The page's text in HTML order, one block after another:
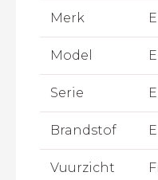
Merk
Model
Serie
Brandstof
Vuurzicht